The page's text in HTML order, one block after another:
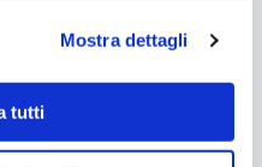
Mostra dettagli
tutti